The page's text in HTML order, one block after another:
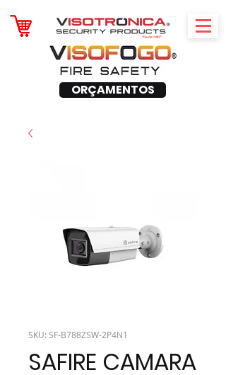
ORÇAMENTOS
SKU: SF-B788ZSW-2P4N1
SAFIRE CAMARA